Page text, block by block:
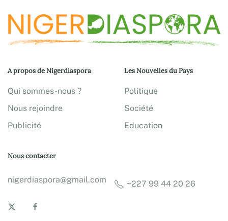
A propos de Nigerdiaspora
Qui sommes-nous ?
Nous rejoindre
Publicité
Les Nouvelles du Pays
Politique
Société
Education
Nous contacter
nigerdiaspora@gmail.com +227 99 44 20 26